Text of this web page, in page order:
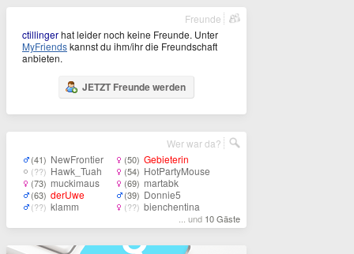
ctillingerhat leider noch keine Freunde. Unter
MyFriendskannst du ihm/ihr die Freundschaft
anbieten.
JETZT Freunde werden
Freunde
(41) NewFrontier
(??) Hawk_Tuah
(73) muckimaus
(63) derUwe
(??) klamm
(50) Gebieterin
(54) HotPartyMouse
(69) martabk
(39) Donnie5
(??) bienchentina
... und 10 Gäste
Wer war da?